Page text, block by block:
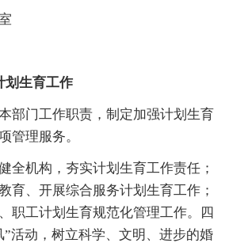
划生育工作
部门工作职责，制定加强计划生育
管理服务。
全机构，夯实计划生育工作责任；
育、开展综合服务计划生育工作；
职工计划生育规范化管理工作。四
”活动，树立科学、文明、进步的婚